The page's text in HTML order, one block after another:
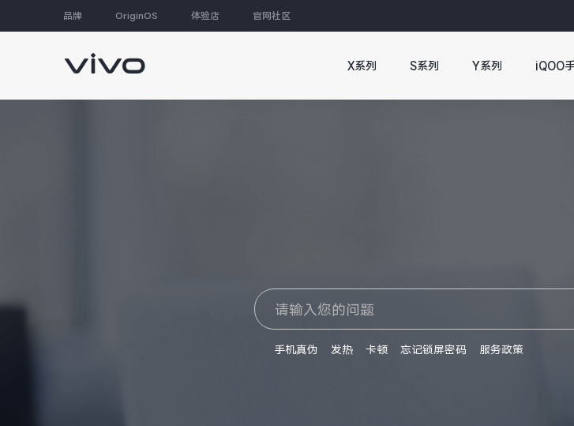
品牌 OriginOS 体验店 官网社区
X系列 S系列 Y系列 iQOO
手机真伪 发热 卡顿 忘记锁屏密码 服务政策